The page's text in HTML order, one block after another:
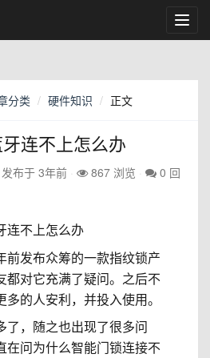
分类 硬件知识 正文
连不上怎么办
发布于 3年前 867 浏览
0 回
前发布众筹的一款指纹锁产
都对它充满了疑问。之后不
的人安利，并投入使用。
了，随之也出现了很多问
在问为什么智能门锁连接不